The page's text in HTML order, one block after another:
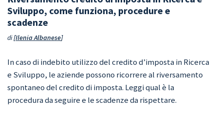
Sviluppo, come funziona, procedure e
scadenze
di Ilenia Albanese
In caso di indebito utilizzo del credito d’imposta in Ricerca
e Sviluppo, le aziende possono ricorrere al riversamento
spontaneo del credito di imposta. Leggi qual è la
procedura da seguire e le scadenze da rispettare.